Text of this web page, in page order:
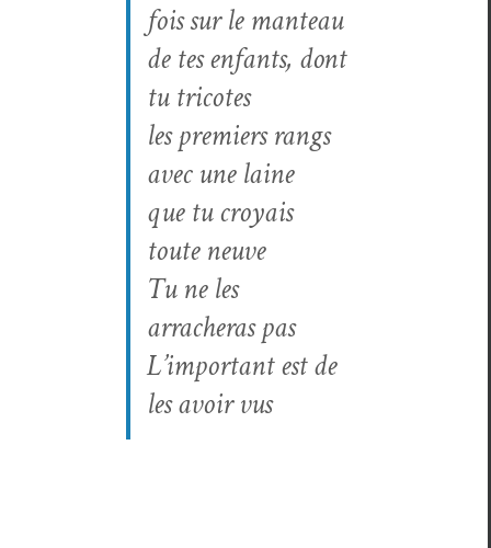
fois sur le manteau
de tes enfants, dont
tu tricotes
les pre­miers rangs
avec une laine
que tu croy­ais
toute neuve
Tu ne les
arracheras pas
L’important est de
les avoir vus